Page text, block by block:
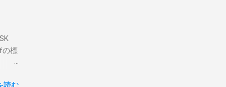
RS-
イ
#
こ
を削
の標